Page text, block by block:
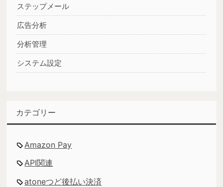
ステップメール
広告分析
分析管理
システム設定
カテゴリー
Amazon Pay
API関連
atoneつど後払い決済